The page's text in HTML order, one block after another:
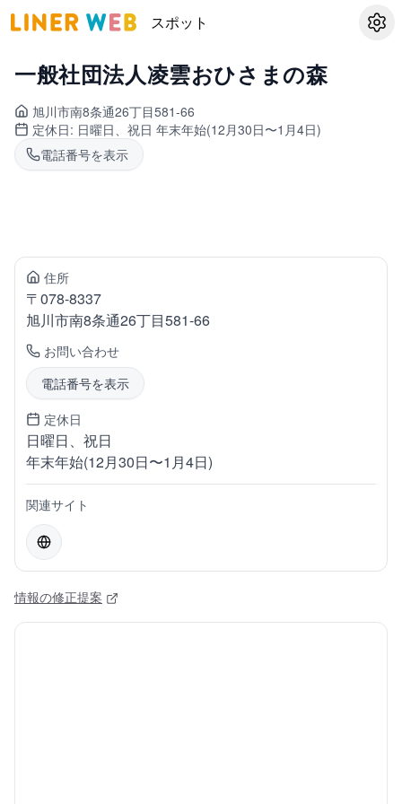
スポット 設定
一般社団法人凌雲おひさまの森
旭川市南8条通26丁目581-66
定休日: 日曜日、祝日 年末年始(12月30日〜1月4日)
電話番号を表示
住所
〒078-8337
旭川市南8条通26丁目581-66
お問い合わせ
電話番号を表示
定休日
日曜日、祝日
年末年始(12月30日〜1月4日)
関連サイト
情報の修正提案